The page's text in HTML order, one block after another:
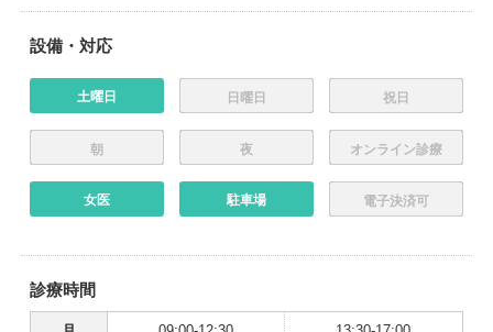
設備・対応
土曜日 日曜日 祝日
朝 夜 オンライン診療
女医 駐車場 電子決済可
診療時間